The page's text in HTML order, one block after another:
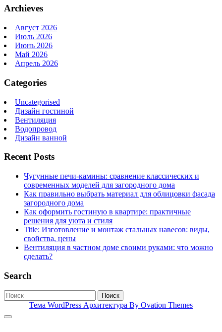
Archieves
Август 2026
Июль 2026
Июнь 2026
Май 2026
Апрель 2026
Categories
Uncategorised
Дизайн гостиной
Вентиляция
Водопровод
Дизайн ванной
Recent Posts
Чугунные печи-камины: сравнение классических и
современных моделей для загородного дома
Как правильно выбрать материал для облицовки фасада
загородного дома
Как оформить гостиную в квартире: практичные
решения для уюта и стиля
Title: Изготовление и монтаж стальных навесов: виды,
свойства, цены
Вентиляция в частном доме своими руками: что можно
сделать?
Search
Поиск
Тема WordPress Архитектура By Ovation Themes